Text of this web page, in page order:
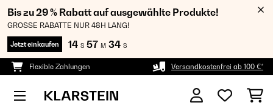
Bis zu 29 % Rabatt auf ausgewählte Produkte!
GROSSE RABATTE NUR 48H LANG!
Jetzt einkaufen 14 S 57 M 33 S
Flexible Zahlungen Versandkostenfrei ab 100 €*